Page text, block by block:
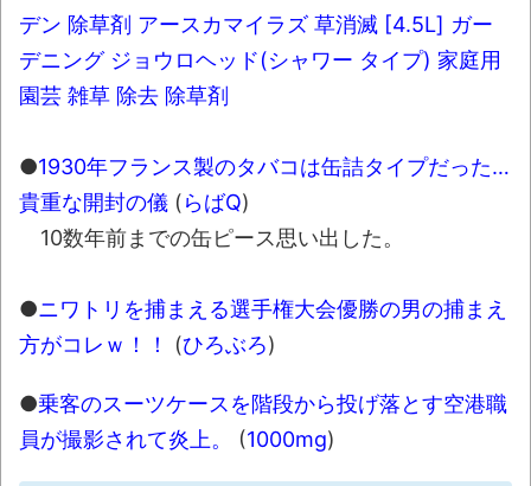
デン 除草剤 アースカマイラズ 草消滅 [4.5L] ガー
デニング ジョウロヘッド(シャワー タイプ) 家庭用
園芸 雑草 除去 除草剤
●1930年フランス製のタバコは缶詰タイプだった…
貴重な開封の儀 (らばQ)
10数年前までの缶ピース思い出した。
●ニワトリを捕まえる選手権大会優勝の男の捕まえ
方がコレｗ！！
(ひろぶろ)
●乗客のスーツケースを階段から投げ落とす空港職
員が撮影されて炎上。
(1000mg)